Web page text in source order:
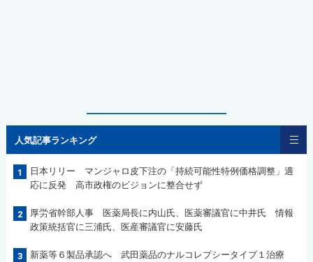
人気記事ランキング
1
日本リリー マンジャロ皮下注の「持続可能性特例価格調整」適
応に反発 高市政権のビジョンに整合せず
2
厚労省幹部人事 医薬局長に内山氏、医薬審議官に中井氏 情報
政策統括官に三浦氏、医産審議官に安藤氏
3
新薬等６製品承認へ 武田薬品のナルコレプシータイプ１治療